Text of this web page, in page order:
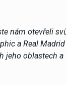
nám otevřeli
a Real Madrid
jeho oblastech a